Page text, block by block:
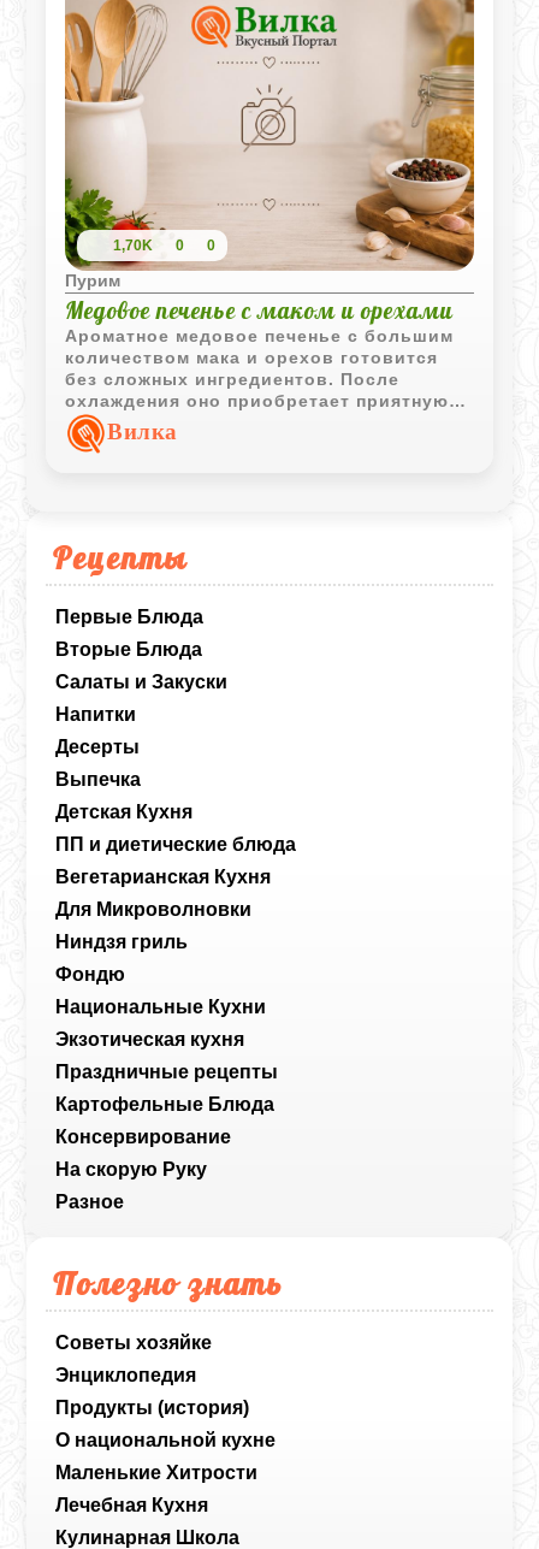
Рецепты
Первые Блюда
Вторые Блюда
Салаты и Закуски
Напитки
Десерты
Выпечка
Детская Кухня
ПП и диетические блюда
Вегетарианская Кухня
Для Микроволновки
Ниндзя гриль
Фондю
Национальные Кухни
Экзотическая кухня
Праздничные рецепты
Картофельные Блюда
Консервирование
На скорую Руку
Разное
Полезно знать
Советы хозяйке
Энциклопедия
Продукты (история)
О национальной кухне
Маленькие Хитрости
Лечебная Кухня
Кулинарная Школа
легкой фруктовой ноткой.
1,70K 0 0
Пурим
Медовое печенье с маком и орехами
Ароматное медовое печенье с большим
количеством мака и орехов готовится
без сложных ингредиентов. После
охлаждения оно приобретает приятную
плотную текстуру и насыщенный вкус с
легкими нотками корицы.
Вилка